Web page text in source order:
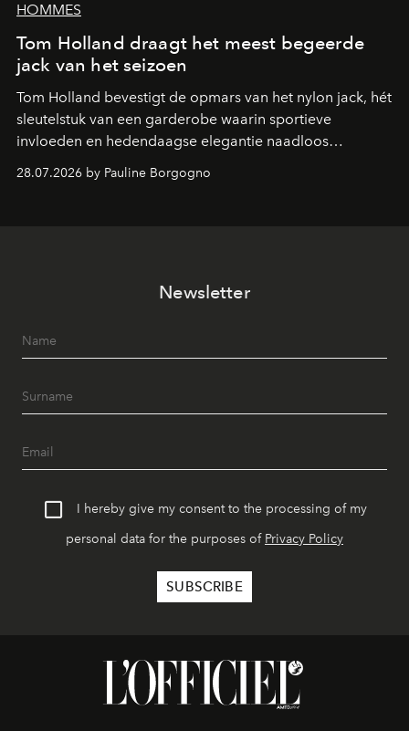
HOMMES
Tom Holland draagt het meest begeerde
jack van het seizoen
Tom Holland bevestigt de opmars van het nylon jack, hét
sleutelstuk van een garderobe waarin sportieve
invloeden en hedendaagse elegantie naadloos
samenkomen.
28.07.2026 by Pauline Borgogno
Newsletter
I hereby give my consent to the processing of my
personal data for the purposes of Privacy Policy